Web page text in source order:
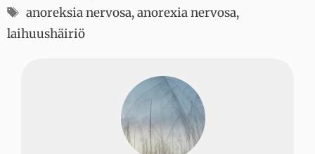
Avainsanat
anoreksia nervosa,anorexia nervosa,
laihuushäiriö